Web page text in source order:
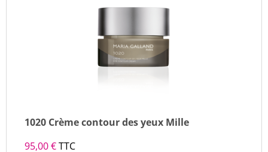
1020 Crème contour des yeux Mille
95,00 €TTC